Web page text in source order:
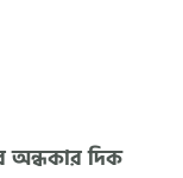
অন্ধকার দিক